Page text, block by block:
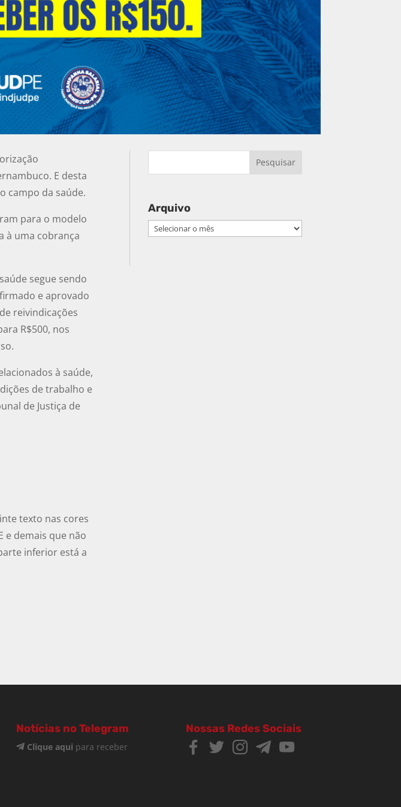
E desta
campo da saúde.
para o modelo
à uma cobrança
segue sendo
e aprovado
reivindicações
R$500, nos
à saúde,
de trabalho e
de Justiça de
texto nas cores
e demais que não
inferior está a
Arquivo
Arquivo
Notícias no Telegram
Clique aqui para receber
Nossas Redes Sociais